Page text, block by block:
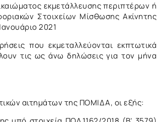
εκμετάλλευσης περιπτέρων ή
Στοιχείων Μίσθωσης Ακίνητης
2021
που εκμεταλλεύονται εκπτωτικά
τις ως άνω δηλώσεις για τον μήνα
αιτημάτων της ΠΟΜΙΔΑ, οι εξής: